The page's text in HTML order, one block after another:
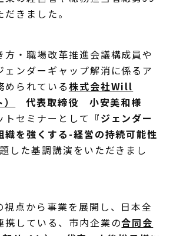
きました。
方・職場改革推進会議構成員や
ェンダーギャップ解消に係るア
められている株式会社Will
代表取締役 小安美和様
トセミナーとして 『ジェンダー
織を強くする-経営の持続可能性
した基調講演をいただきまし
視点から事業を展開し、日本全
携している、市内企業の合同会